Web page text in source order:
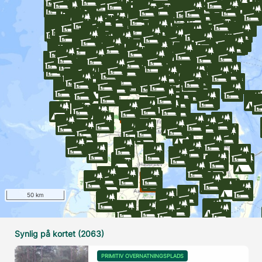
50 km
Synlig på kortet (2063)
PRIMITIV OVERNATNINGSPLADS